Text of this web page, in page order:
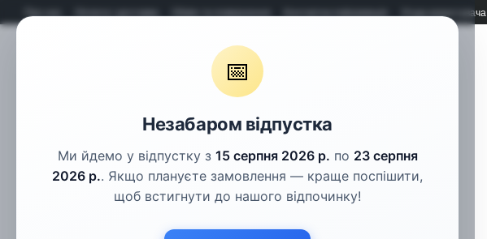
📅
Незабаром відпустка
Ми йдемо у відпустку з 15 серпня 2026 р. по 23 серпня
2026 р.. Якщо плануєте замовлення — краще поспішити,
щоб встигнути до нашого відпочинку!
Про нас Оплата і доставка Обмін та повернення Контактна інформація Угода користувача
Гудзики Шнури